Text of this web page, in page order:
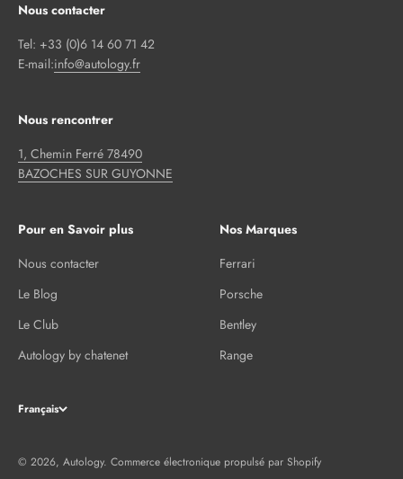
Nous contacter
Tel: +33 (0)6 14 60 71 42
E-mail:info@autology.fr
Nous rencontrer
1, Chemin Ferré 78490
BAZOCHES SUR GUYONNE
Pour en Savoir plus
Nous contacter
Le Blog
Le Club
Autology by chatenet
Nos Marques
Ferrari
Porsche
Bentley
Range
Français
© 2026, Autology. Commerce électronique propulsé par Shopify